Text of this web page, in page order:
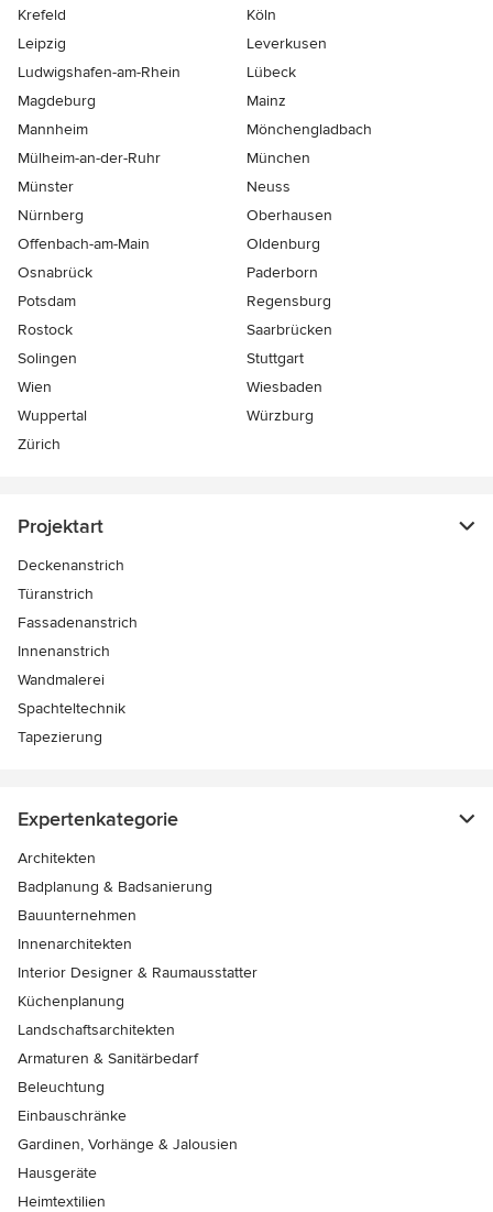
Krefeld
Köln
Leipzig
Leverkusen
Ludwigshafen-am-Rhein
Lübeck
Magdeburg
Mainz
Mannheim
Mönchen­gladbach
Mülheim-an-der-Ruhr
München
Münster
Neuss
Nürnberg
Oberhausen
Offenbach-am-Main
Oldenburg
Osnabrück
Paderborn
Potsdam
Regensburg
Rostock
Saarbrücken
Solingen
Stuttgart
Wien
Wiesbaden
Wuppertal
Würzburg
Zürich
Projektart
Deckenanstrich
Türanstrich
Fassadenanstrich
Innenanstrich
Wandmalerei
Spachteltechnik
Tapezierung
Expertenkategorie
Architekten
Badplanung & Badsanierung
Bauunternehmen
Innenarchitekten
Interior Designer & Raumausstatter
Küchenplanung
Landschaftsarchitekten
Armaturen & Sanitärbedarf
Beleuchtung
Einbauschränke
Gardinen, Vorhänge & Jalousien
Hausgeräte
Heimtextilien